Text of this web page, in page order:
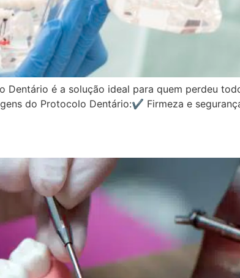
é a solução ideal para quem perdeu
do Protocolo Dentário:✔ Firmeza e